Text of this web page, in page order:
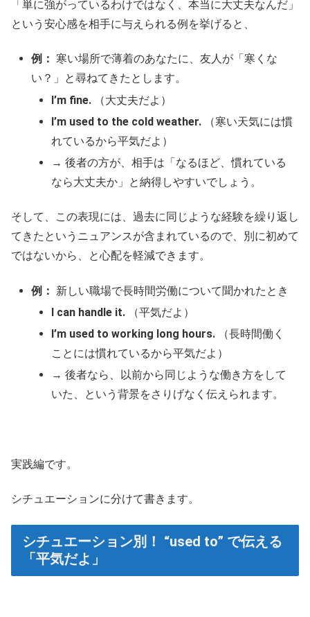
「単に強がっているわけではなく、本当に大丈夫なんだ」
という安心感を相手に与えられる例を挙げると、
例： 寒い場所で薄着のあなたに、友人が「寒くな
い？」と尋ねてきたとします。
I’m fine. （大丈夫だよ）
I’m used to the cold weather. （寒い天気には慣
れているから平気だよ）
→ 後者の方が、相手は「なるほど、慣れている
なら大丈夫か」と納得しやすいでしょう。
そして、この表現には、過去に同じような経験を繰り返し
てきたというニュアンスが含まれているので、別に初めて
ではないから、と心配を軽減できます。
例： 新しい職場で長時間労働について聞かれたとき
I can handle it. （平気だよ）
I’m used to working long hours. （長時間働く
ことには慣れているから平気だよ）
→ 後者なら、以前から同じような働き方をして
いた、という背景をさりげなく伝えられます。
実践編です。
シチュエーションに分けて書きます。
シチュエーション別！ “used to” で伝える
「平気だよ」